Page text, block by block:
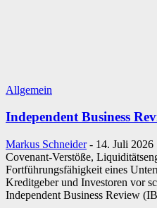
Allgemein
Independent Business
Markus Schneider - 14. Juli 2026
Covenant-Verstöße,
Fortführungsfähigkeit eines
Kreditgeber und Investoren vor
Independent Business Review